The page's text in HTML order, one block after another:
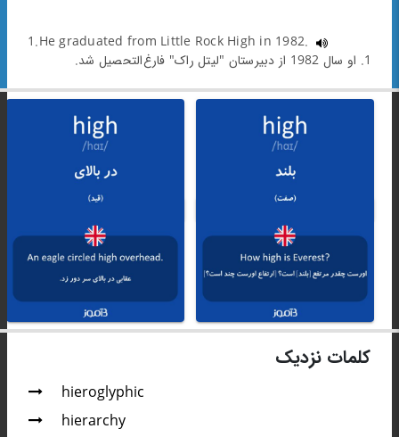
1.He graduated from Little Rock High in 1982.
1. او سال 1982 از دبیرستان "لیتل راک" فارغ‌التحصیل شد.
کلمات نزدیک
hieroglyphic
hierarchy